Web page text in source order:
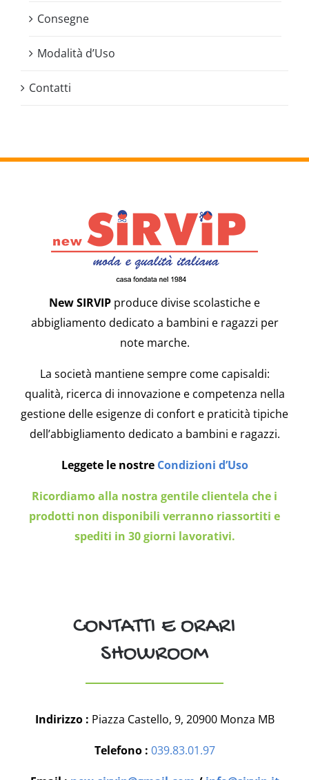
Consegne
Modalità d’Uso
Contatti
New SIRVIP produce divise scolastiche e
abbigliamento dedicato a bambini e ragazzi per
note marche.
La società mantiene sempre come capisaldi:
qualità, ricerca di innovazione e competenza nella
gestione delle esigenze di confort e praticità tipiche
dell’abbigliamento dedicato a bambini e ragazzi.
Leggete le nostreCondizioni d’Uso
Ricordiamo alla nostra gentile clientela che i
prodotti non disponibili verranno riassortiti e
spediti in 30 giorni lavorativi.
CONTATTI E ORARI
SHOWROOM
Indirizzo : Piazza Castello, 9, 20900 Monza MB
Telefono : 039.83.01.97